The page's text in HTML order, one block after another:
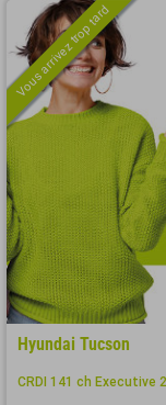
Vous arrivez trop tard
Hyundai Tucson
CRDI 141 ch Executive